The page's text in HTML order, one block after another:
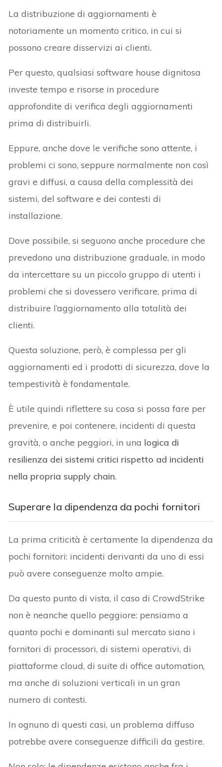
La distribuzione di aggiornamenti è
notoriamente un momento critico, in cui si
possono creare disservizi ai clienti.
Per questo, qualsiasi software house dignitosa
investe tempo e risorse in procedure
approfondite di verifica degli aggiornamenti
prima di distribuirli.
Eppure, anche dove le verifiche sono attente, i
problemi ci sono, seppure normalmente non così
gravi e diffusi, a causa della complessità dei
sistemi, del software e dei contesti di
installazione.
Dove possibile, si seguono anche procedure che
prevedono una distribuzione graduale, in modo
da intercettare su un piccolo gruppo di utenti i
problemi che si dovessero verificare, prima di
distribuire l’aggiornamento alla totalità dei
clienti.
Questa soluzione, però, è complessa per gli
aggiornamenti ed i prodotti di sicurezza, dove la
tempestività è fondamentale.
È utile quindi riflettere su cosa si possa fare per
prevenire, e poi contenere, incidenti di questa
gravità, o anche peggiori, in una logica di
resilienza dei sistemi critici rispetto ad incidenti
nella propria supply chain.
Superare la dipendenza da pochi fornitori
La prima criticità è certamente la dipendenza da
pochi fornitori: incidenti derivanti da uno di essi
può avere conseguenze molto ampie.
Da questo punto di vista, il caso di CrowdStrike
non è neanche quello peggiore: pensiamo a
quanto pochi e dominanti sul mercato siano i
fornitori di processori, di sistemi operativi, di
piattaforme cloud, di suite di office automation,
ma anche di soluzioni verticali in un gran
numero di contesti.
In ognuno di questi casi, un problema diffuso
potrebbe avere conseguenze difficili da gestire.